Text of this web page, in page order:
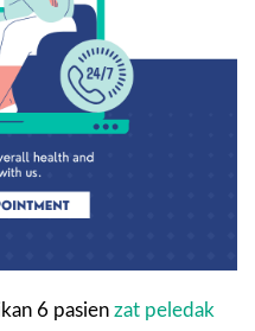
6 pasien zat peledak